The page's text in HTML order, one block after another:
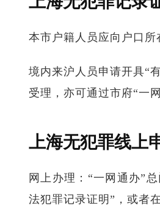
@老陈有话说
请珍惜和妥善保存自
@老陈有话说
本市户籍人员应向户口所
境内来沪人员申请开具“
受理，亦可通过市府“一
上海无犯罪线上
网上办理：“一网通办”
法犯罪记录证明”，或者